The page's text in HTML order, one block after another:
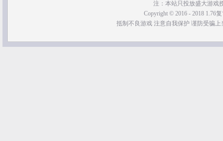
注：本站只投放盛大游戏
Copyright © 2016 - 2018 1.76
抵制不良游戏 注意自我保护 谨防受骗